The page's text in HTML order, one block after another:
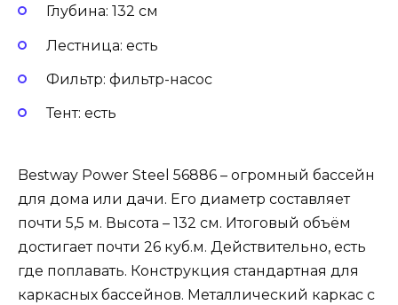
Глубина: 132 см
Лестница: есть
Фильтр: фильтр-насос
Тент: есть
Bestway Power Steel 56886 – огромный бассейн
для дома или дачи. Его диаметр составляет
почти 5,5 м. Высота – 132 см. Итоговый объём
достигает почти 26 куб.м. Действительно, есть
где поплавать. Конструкция стандартная для
каркасных бассейнов. Металлический каркас с